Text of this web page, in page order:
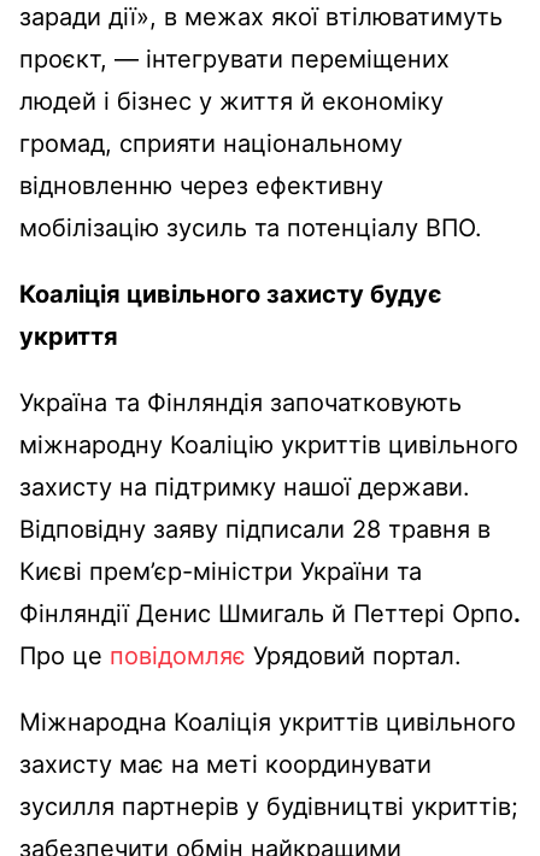
заради дії», в межах якої втілюватимуть
проєкт, — інтегрувати переміщених
людей і бізнес у життя й економіку
громад, сприяти національному
відновленню через ефективну
мобілізацію зусиль та потенціалу ВПО.
Коаліція цивільного захисту будує
укриття
Україна та Фінляндія започатковують
міжнародну Коаліцію укриттів цивільного
захисту на підтримку нашої держави.
Відповідну заяву підписали 28 травня в
Києві прем’єр-міністри України та
Фінляндії Денис Шмигаль й Петтері Орпо.
Про це повідомляє Урядовий портал.
Міжнародна Коаліція укриттів цивільного
захисту має на меті координувати
зусилля партнерів у будівництві укриттів;
забезпечити обмін найкращими